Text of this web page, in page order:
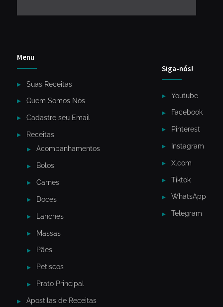
Menu
Suas Receitas
Quem Somos Nós
Cadastre seu Email
Receitas
Acompanhamentos
Bolos
Carnes
Doces
Lanches
Massas
Pães
Petiscos
Prato Principal
Apostilas de Receitas
Siga-nós!
Youtube
Facebook
Pinterest
Instagram
X.com
Tiktok
WhatsApp
Telegram